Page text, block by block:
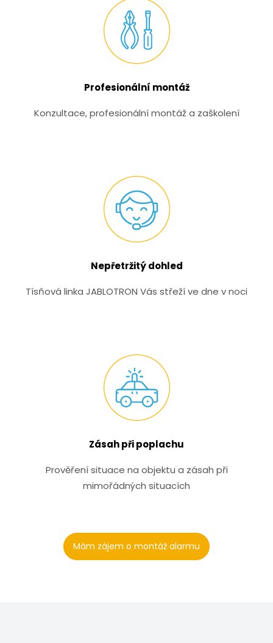
Profesionální montáž
Konzultace, profesionální montáž a zaškolení
Nepřetržitý dohled
Tísňová linka JABLOTRON Vás střeží ve dne v noci
Zásah při poplachu
Prověření situace na objektu a zásah při
mimořádných situacích
Mám zájem o montáž alarmu